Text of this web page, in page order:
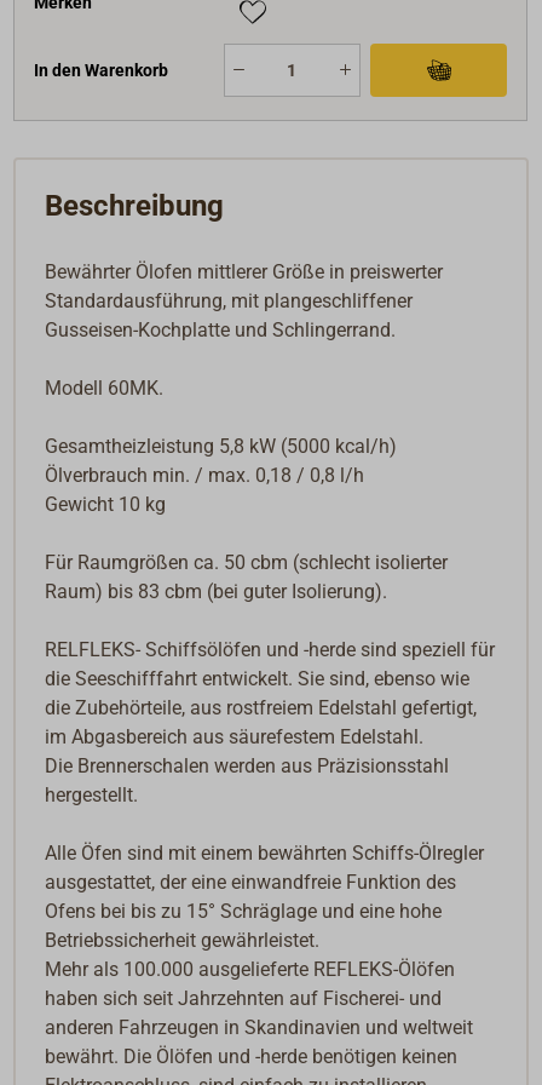
bewährt. Die Ölöfen und -herde benötigen keinen
Elektroanschluss, sind einfach zu installieren, arbeiten
völlig geräuschlos und geben eine behagliche Wärme
ab.
wird mitgeliefert.
In den Warenkorb
Beschreibung
Bewährter Ölofen mittlerer Größe in preiswerter
Standardausführung, mit plangeschliffener
Gusseisen-Kochplatte und Schlingerrand.
Modell 60MK.
Gesamtheizleistung 5,8 kW (5000 kcal/h)
Ölverbrauch min. / max. 0,18 / 0,8 l/h
Gewicht 10 kg
Für Raumgrößen ca. 50 cbm (schlecht isolierter
Raum) bis 83 cbm (bei guter Isolierung).
RELFLEKS- Schiffsölöfen und -herde sind speziell für
die Seeschifffahrt entwickelt. Sie sind, ebenso wie
die Zubehörteile, aus rostfreiem Edelstahl gefertigt,
im Abgasbereich aus säurefestem Edelstahl.
Die Brennerschalen werden aus Präzisionsstahl
hergestellt.
Alle Öfen sind mit einem bewährten Schiffs-Ölregler
ausgestattet, der eine einwandfreie Funktion des
Ofens bei bis zu 15° Schräglage und eine hohe
Betriebssicherheit gewährleistet.
Mehr als 100.000 ausgelieferte REFLEKS-Ölöfen
haben sich seit Jahrzehnten auf Fischerei- und
anderen Fahrzeugen in Skandinavien und weltweit
bewährt. Die Ölöfen und -herde benötigen keinen